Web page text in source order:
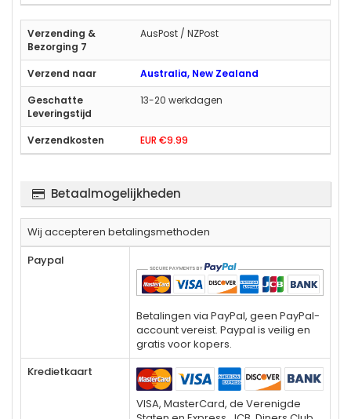
AusPost / NZPost
Australia, New Zealand
13-20 werkdagen
EUR €9.99
Betaalmogelijkheden
Wij accepteren betalingsmethoden
Paypal
Betalingen via PayPal, geen PayPal-
account vereist. Paypal is veilig en
gratis voor kopers.
Kredietkaart
VISA, MasterCard, de Verenigde